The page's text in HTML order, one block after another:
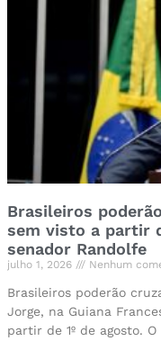
Brasileiros
sem visto a partir
senador Randolfe
julho 1, 2026 Nenhum
Brasileiros poderão
Jorge, na Guiana
partir de 1º de agosto. O